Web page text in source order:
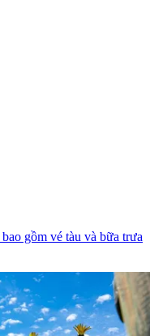
gồm vé tàu và bữa trưa